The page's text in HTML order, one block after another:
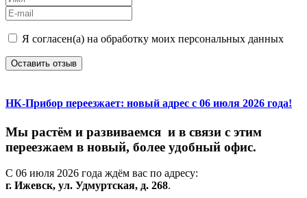
Я согласен(а) на обработку моих персональных данных
Оставить отзыв
НК-Прибор переезжает: новый адрес с 06 июля 2026 года!
Мы растём и развиваемся и в связи с этим
переезжаем в новый, более удобный офис.
С 06 июля 2026 года ждём вас по адресу:
г. Ижевск, ул. Удмуртская, д. 268.